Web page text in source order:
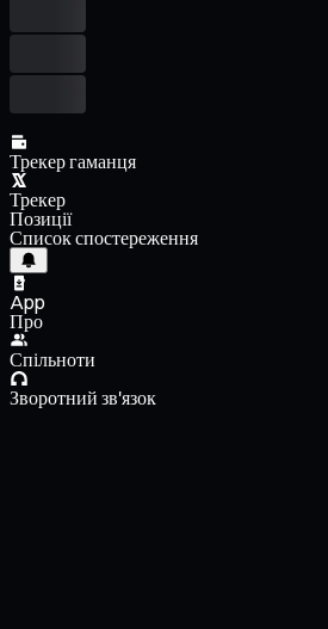
Трекер гаманця
Трекер
Позиції
Список спостереження
App
Про
Спільноти
Зворотний зв'язок